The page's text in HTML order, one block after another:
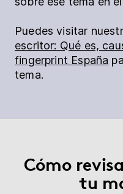
Puedes visitar
escritor: Qué es,
fingerprint España
tema.
Cómo
tu